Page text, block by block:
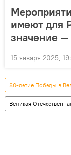
имеют для
значение —
15 января 2025,
80-летие Победы в
Великая